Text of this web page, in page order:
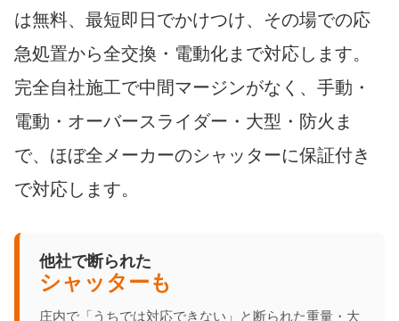
は無料、最短即日でかけつけ、その場での応
急処置から全交換・電動化まで対応します。
完全自社施工で中間マージンがなく、手動・
電動・オーバースライダー・大型・防火ま
で、ほぼ全メーカーのシャッターに保証付き
で対応します。
他社で断られた
シャッターも
庄内で「うちでは対応できない」と断られた重量・大